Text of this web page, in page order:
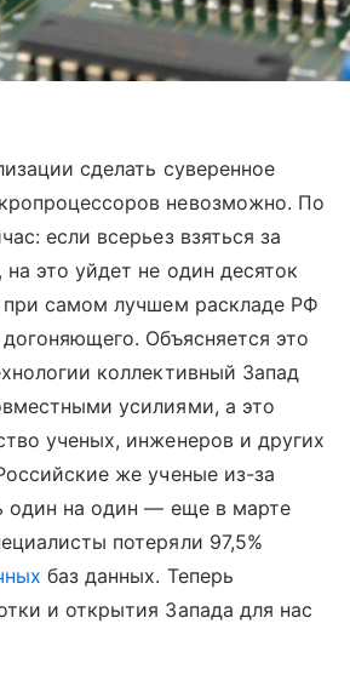
сделать суверенное
невозможно. По
если всерьез взяться за
это уйдет не один десяток
самом лучшем раскладе РФ
Объясняется это
коллективный Запад
усилиями, а это
ученых, инженеров и других
же ученые из-за
один на один — еще в марте
потеряли 97,5%
баз данных. Теперь
и открытия Запада для нас